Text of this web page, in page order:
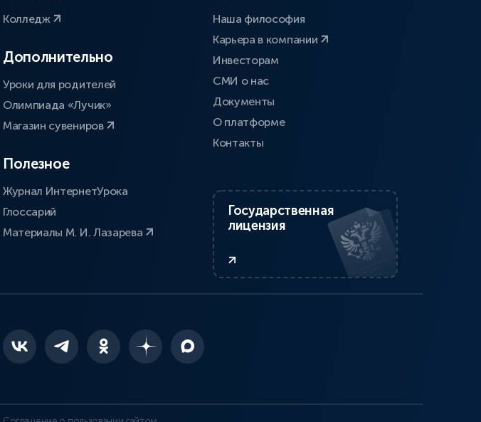
Колледж
Дополнительно
Уроки для родителей
Олимпиада «Лучик»
Магазин сувениров
Полезное
Журнал ИнтернетУрока
Глоссарий
Материалы М. И. Лазарева
Наша философия
Карьера в компании
Инвесторам
СМИ о нас
Документы
О платформе
Контакты
Государственная
лицензия